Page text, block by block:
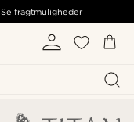
Se fragtmuligheder